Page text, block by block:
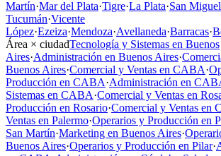
Martín·Mar del Plata·Tigre·La Plata·San
Tucumán·Vicente
López·Ezeiza·Mendoza·Avellaneda·Barracas·
Área × ciudadTecnología y Sistemas en Buenos
Aires·Administración en Buenos Aires·
Buenos Aires·Comercial y Ventas en CABA·
Producción en CABA·Administración en
Sistemas en CABA·Comercial y Ventas en
Producción en Rosario·Comercial y Ventas en
Ventas en Palermo·Operarios y Producción en
San Martín·Marketing en Buenos Aires·
Buenos Aires·Operarios y Producción en Pilar·